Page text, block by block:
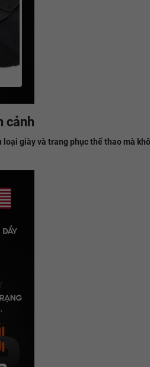
cảnh
giày và trang phục thể thao mà